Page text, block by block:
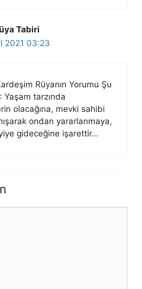
Tabiri
2021 03:23
Rüyanın Yorumu Şu
Yaşam tarzında
olacağına, mevki sahibi
ondan yararlanmaya,
gideceğine işarettir…